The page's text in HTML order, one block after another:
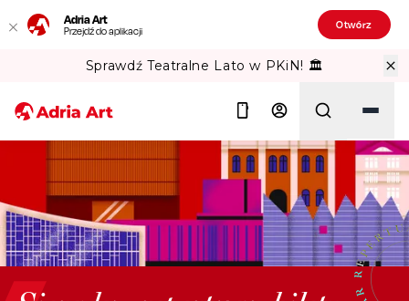
Adria Art
Przejdź do aplikacji Otwórz
Sprawdź Teatralne Lato w PKiN! 🏛️
Szukaj